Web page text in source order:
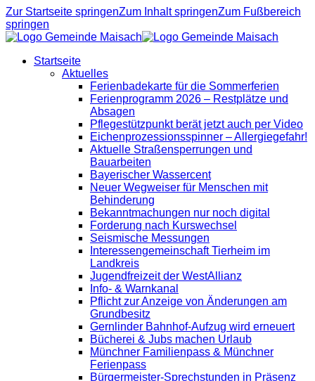
Zur Startseite springenZum Inhalt springenZum Fußbereich
springen
Startseite
Aktuelles
Ferienbadekarte für die Sommerferien
Ferienprogramm 2026 – Restplätze und
Absagen
Pflegestützpunkt berät jetzt auch per Video
Eichenprozessionsspinner – Allergiegefahr!
Aktuelle Straßensperrungen und
Bauarbeiten
Bayerischer Wassercent
Neuer Wegweiser für Menschen mit
Behinderung
Bekanntmachungen nur noch digital
Forderung nach Kurswechsel
Seismische Messungen
Interessengemeinschaft Tierheim im
Landkreis
Jugendfreizeit der WestAllianz
Info- & Warnkanal
Pflicht zur Anzeige von Änderungen am
Grundbesitz
Gernlinder Bahnhof-Aufzug wird erneuert
Bücherei & Jubs machen Urlaub
Münchner Familienpass & Münchner
Ferienpass
Bürgermeister-Sprechstunden in Präsenz